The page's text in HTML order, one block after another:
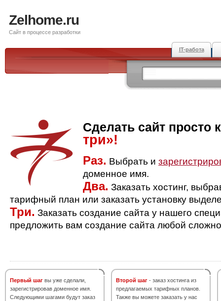
Zelhome.ru
Сайт в процессе разработки
IT-работа
Сделать сайт просто
три»!
Раз. Выбрать и
доменное имя.
Два. Заказать хостинг,
тарифный план или заказать установку
Три. Заказать создание сайта у нашего
предложить вам создание сайта любой
Первый шаг вы уже сделали,
зарегистрировав доменное имя.
Следующими шагами будут заказ
Второй шаг - заказ хостинга из
предлагаемых тарифных планов.
Также вы можете заказать у нас